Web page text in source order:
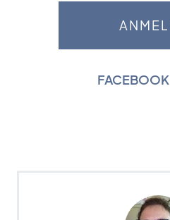
FACEBOOK